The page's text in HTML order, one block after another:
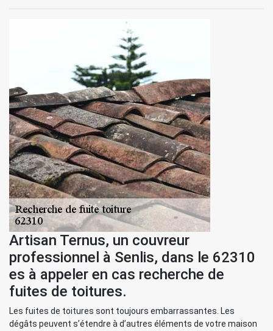
Artisan Ternus, un couvreur
professionnel à Senlis, dans le 62310
es à appeler en cas recherche de
fuites de toitures.
Les fuites de toitures sont toujours embarrassantes. Les
dégâts peuvent s’étendre à d’autres éléments de votre maison